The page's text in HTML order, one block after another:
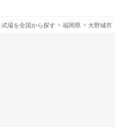
式場を全国から探す 福岡県 大野城市